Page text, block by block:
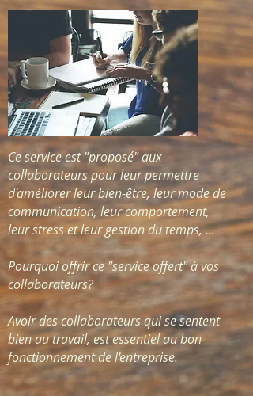
Ce service est "proposé" aux
collaborateurs pour leur permettre
d'améliorer leur bien-être, leur mode de
communication, leur comportement,
leur stress et leur gestion du temps, ...
Pourquoi offrir ce "service offert" à vos
collaborateurs?
Avoir des collaborateurs qui se sentent
bien au travail, est essentiel au bon
fonctionnement de l'entreprise.